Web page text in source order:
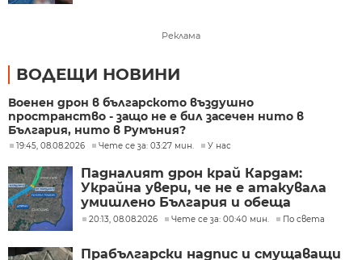
Реклама
ВОДЕЩИ НОВИНИ
Военен дрон в българското въздушно
пространство - защо не е бил засечен нито в
България, нито в Румъния?
19:45, 08.08.2026 Чете се за: 03:27 мин. У нас
Падналият дрон край Кардам:
Украйна увери, че не е атакувала
умишлено България и обеща
разследване
20:13, 08.08.2026 Чете се за: 00:40 мин. По света
Прабългарски надпис и смущаващи